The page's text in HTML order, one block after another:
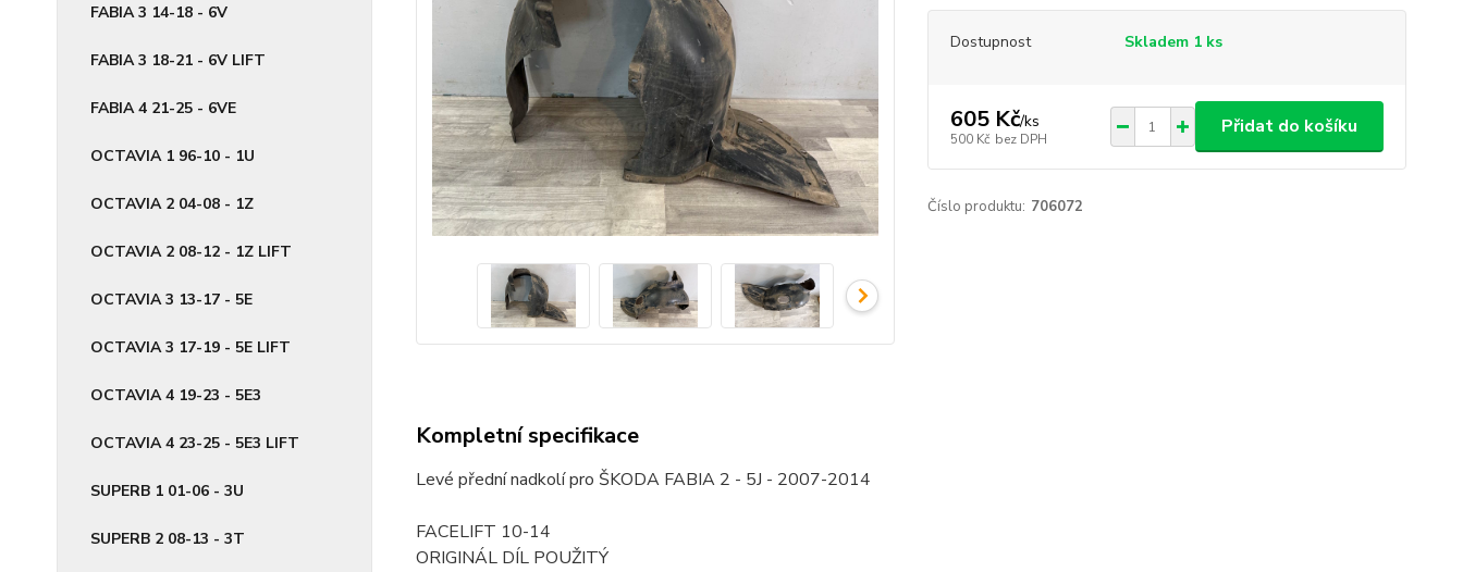
FABIA 3 14-18 - 6V
FABIA 3 18-21 - 6V LIFT
FABIA 4 21-25 - 6VE
OCTAVIA 1 96-10 - 1U
OCTAVIA 2 04-08 - 1Z
OCTAVIA 2 08-12 - 1Z LIFT
OCTAVIA 3 13-17 - 5E
OCTAVIA 3 17-19 - 5E LIFT
OCTAVIA 4 19-23 - 5E3
OCTAVIA 4 23-25 - 5E3 LIFT
SUPERB 1 01-06 - 3U
SUPERB 2 08-13 - 3T
Dostupnost Skladem 1 ks
605 Kč/ks
500 Kč bez DPH
Přidat do košíku
Číslo produktu: 706072
Kompletní specifikace
Levé přední nadkolí pro ŠKODA FABIA 2 - 5J - 2007-2014
FACELIFT 10-14
ORIGINÁL DÍL POUŽITÝ